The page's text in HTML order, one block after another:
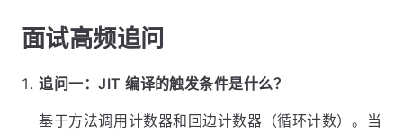
面试高频追问
追问一：JIT 编译的触发条件是什么？
基于方法调用计数器和回边计数器（循环计数）。当